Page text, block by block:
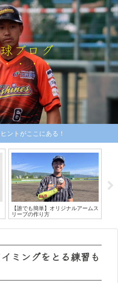
ブログ
ントがここにある！
【誰でも簡単】オリジナルアームス
リーブの作り方
ミングをとる練習も